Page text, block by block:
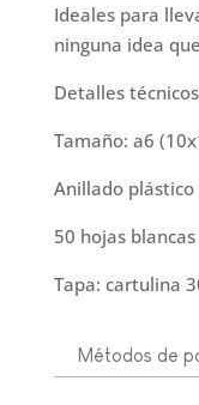
Ideales para
ninguna idea
Detalles
Tamaño: a6
Anillado plástico
50 hojas
Tapa: cartulina
Métodos de